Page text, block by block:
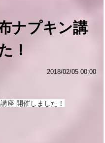
ナプキン講
！
2018/02/05 00:00
座 開催しました！